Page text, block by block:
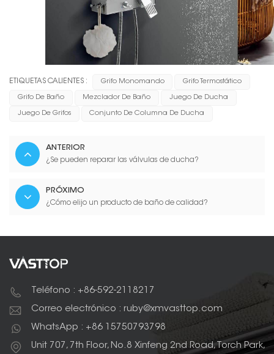
ETIQUETAS CALIENTES : Grifo Monomando Grifo Termostático
Grifo De Baño Mezclador De Baño Juego De Ducha
Juego De Grifos Conjunto De Columna De Ducha
ANTERIOR
¿Se pueden reparar las válvulas de ducha?
PRÓXIMO
¿Cómo elijo un producto de baño de calidad?
Teléfono : +86-592-2118217
Correo electrónico : ruby@xmvasttop.com
WhatsApp : +86 15750793798
Unit 707, 7th Floor, No.8 Xinfeng 2nd Road, Torch Park,